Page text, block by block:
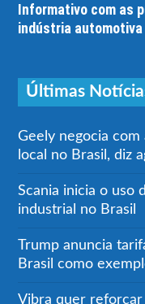
Informativo com as
indústria automotiva
Últimas
Geely negocia com
local no Brasil, diz
Scania inicia o uso
industrial no Brasil
Trump anuncia
Brasil como
Vibra quer reforçar